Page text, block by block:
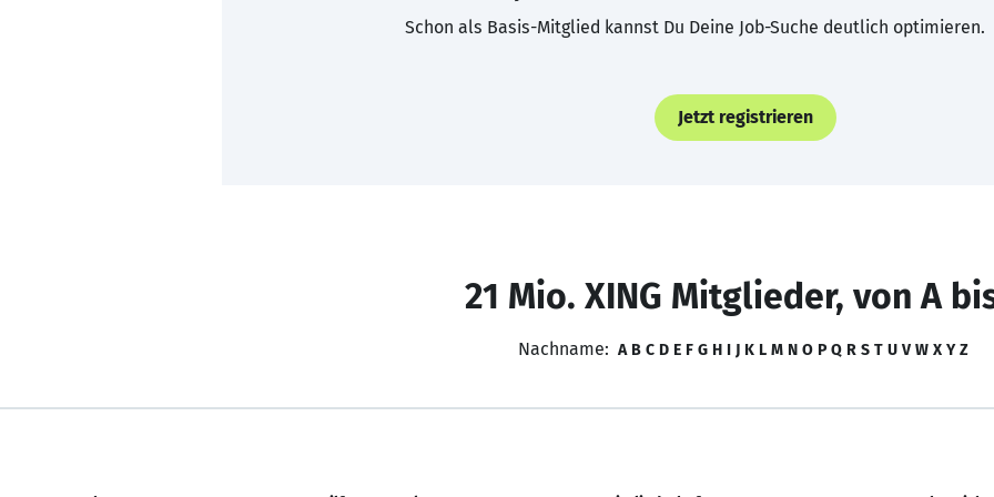
Schon als Basis-Mitglied kannst Du Deine Job-Suche deutlich optimieren.
Jetzt registrieren
21 Mio. XING Mitglieder, von A
Nachname: A B C D E F G H I J K L M N O P Q R S T U V W X Y Z